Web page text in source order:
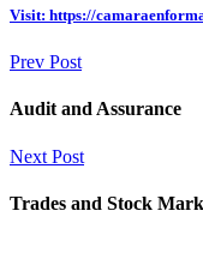
Visit: https://
Prev Post
Audit and Assurance
Next Post
Trades and Stock